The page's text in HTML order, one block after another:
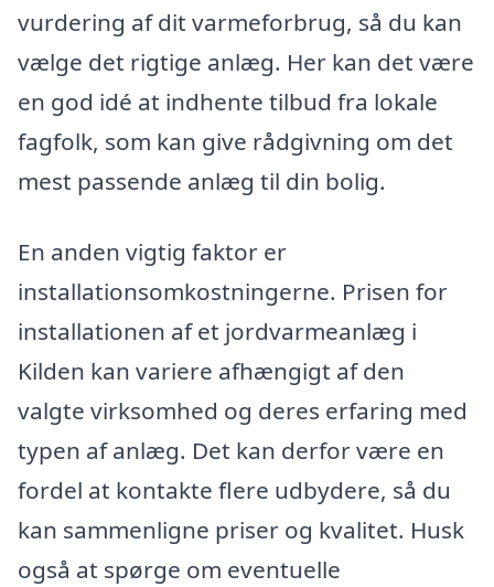
vurdering af dit varmeforbrug, så du kan
vælge det rigtige anlæg. Her kan det være
en god idé at indhente tilbud fra lokale
fagfolk, som kan give rådgivning om det
mest passende anlæg til din bolig.
En anden vigtig faktor er
installationsomkostningerne. Prisen for
installationen af et jordvarmeanlæg i
Kilden kan variere afhængigt af den
valgte virksomhed og deres erfaring med
typen af anlæg. Det kan derfor være en
fordel at kontakte flere udbydere, så du
kan sammenligne priser og kvalitet. Husk
også at spørge om eventuelle